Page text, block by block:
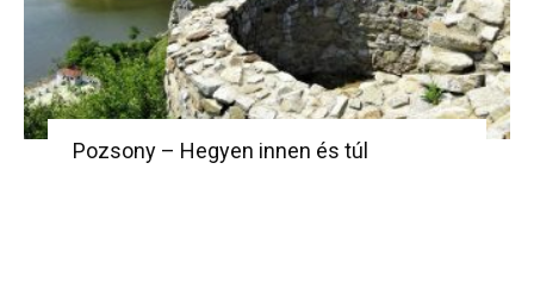
Pozsony – Hegyen innen és túl